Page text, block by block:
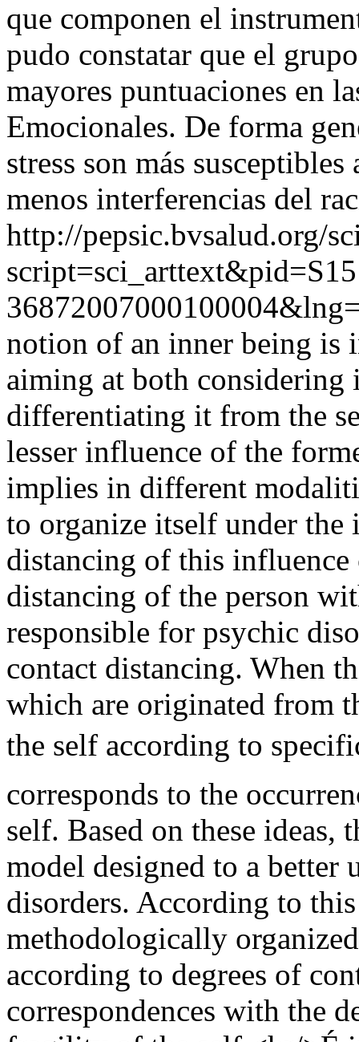
que componen el
pudo constatar que el
mayores puntuaciones en
Emocionales. De forma
stress son más
menos interferencias del
http://pepsic.bvsalud.org/
notion of an inner being is
aiming at both considering
differentiating it from the
lesser influence of the
implies in different
to organize itself under
distancing of this influence
distancing of the person
responsible for psychic
contact distancing. When
which are originated from
the self according to
corresponds to the
self. Based on these ideas,
model designed to a better
disorders. According to
methodologically
according to degrees of
correspondences with the